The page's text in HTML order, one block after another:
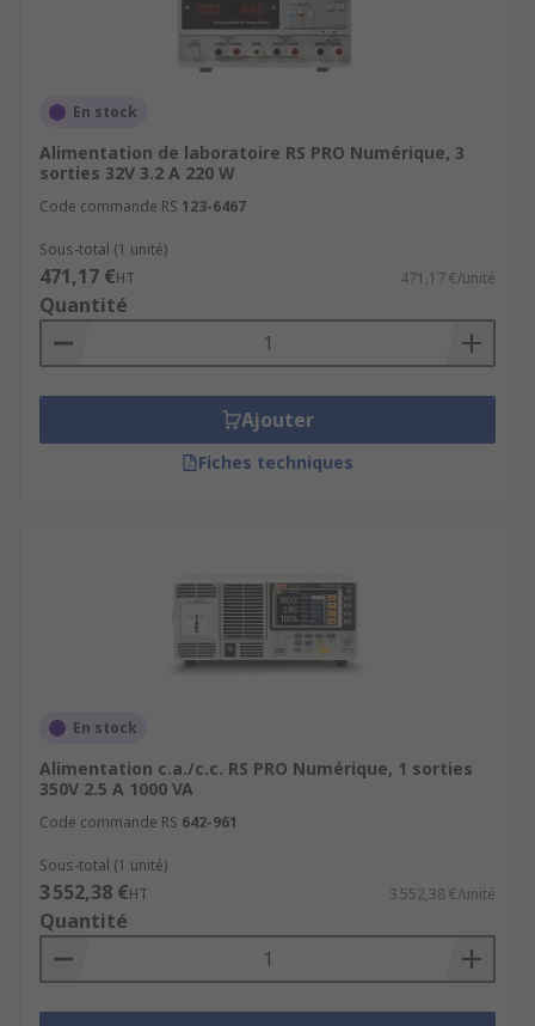
En stock
Alimentation de laboratoire RS PRO Numérique, 3
sorties 32V 3.2 A 220 W
Code commande RS 123-6467
Sous-total (1 unité)
471,17 €HT 471,17 €/unité
Quantité
Ajouter
Fiches techniques
En stock
Alimentation c.a./c.c. RS PRO Numérique, 1 sorties
350V 2.5 A 1000 VA
Code commande RS 642-961
Sous-total (1 unité)
3 552,38 €HT 3 552,38 €/unité
Quantité